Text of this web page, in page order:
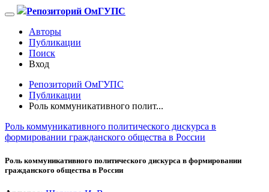
Репозиторий ОмГУПС
Авторы
Публикации
Поиск
Вход
Репозиторий ОмГУПС
Публикации
Роль коммуникативного полит...
Роль коммуникативного политического дискурса в
формировании гражданского общества в России
Роль коммуникативного политического дискурса в формировании
гражданского общества в России